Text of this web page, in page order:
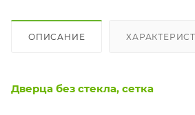
ОПИСАНИЕ
Дверца без стекла, сетка